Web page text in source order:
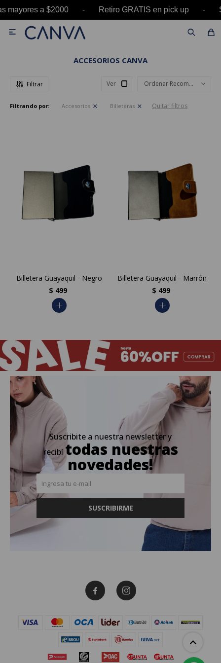
mayores a $2000 - Retiro GRATIS en pick

ACCESORIOS CANVA
Ver Recomendados
Filtrando por: Accesorios Billeteras Quitar filtros
Billetera Guayaquil - Negro
$ 499
add
Billetera Guayaquil - Marrón
$ 499
add
Suscribite a nuestra newsletter y
recibí todas nuestras
novedades!
SUSCRIBIRME
 